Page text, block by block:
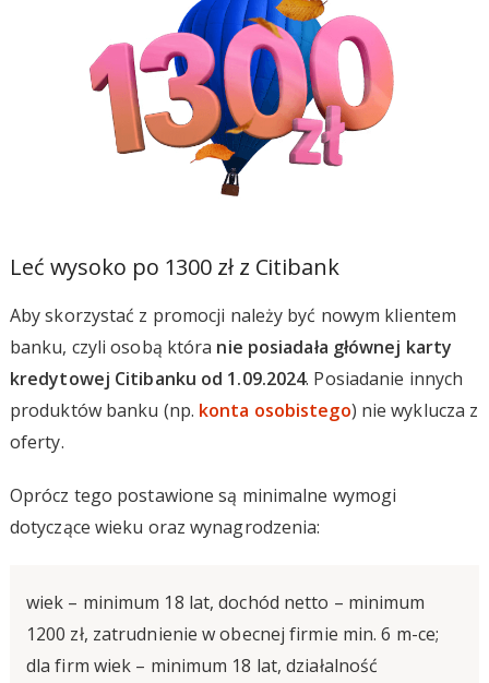
Leć wysoko po 1300 zł z Citibank
Aby skorzystać z promocji należy być nowym klientem
banku, czyli osobą która nie posiadała głównej karty
kredytowej Citibanku od 1.09.2024. Posiadanie innych
produktów banku (np. konta osobistego) nie wyklucza z
oferty.
Oprócz tego postawione są minimalne wymogi
dotyczące wieku oraz wynagrodzenia:
wiek – minimum 18 lat, dochód netto – minimum
1200 zł, zatrudnienie w obecnej firmie min. 6 m-ce;
dla firm wiek – minimum 18 lat, działalność